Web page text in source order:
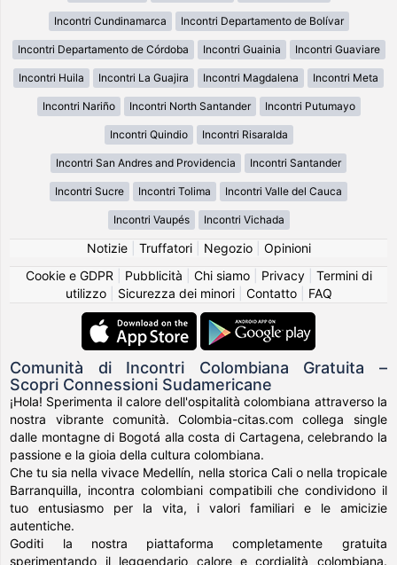
Incontri Cundinamarca Incontri Departamento de Bolívar
Incontri Departamento de Córdoba Incontri Guainia Incontri Guaviare
Incontri Huila Incontri La Guajira Incontri Magdalena Incontri Meta
Incontri Nariño Incontri North Santander Incontri Putumayo
Incontri Quindio Incontri Risaralda
Incontri San Andres and Providencia Incontri Santander
Incontri Sucre Incontri Tolima Incontri Valle del Cauca
Incontri Vaupés Incontri Vichada
Notizie| Truffatori| Negozio| Opinioni
Cookie e GDPR
Pubblicità Chi siamo| Privacy| Termini di
utilizzo| Sicurezza dei minori| Contatto| FAQ
Comunità di Incontri Colombiana Gratuita –
Scopri Connessioni Sudamericane
¡Hola! Sperimenta il calore dell'ospitalità colombiana attraverso la
nostra vibrante comunità. Colombia-citas.com collega single
dalle montagne di Bogotá alla costa di Cartagena, celebrando la
passione e la gioia della cultura colombiana.
Che tu sia nella vivace Medellín, nella storica Cali o nella tropicale
Barranquilla, incontra colombiani compatibili che condividono il
tuo entusiasmo per la vita, i valori familiari e le amicizie
autentiche.
Goditi la nostra piattaforma completamente gratuita
sperimentando il leggendario calore e cordialità colombiana.